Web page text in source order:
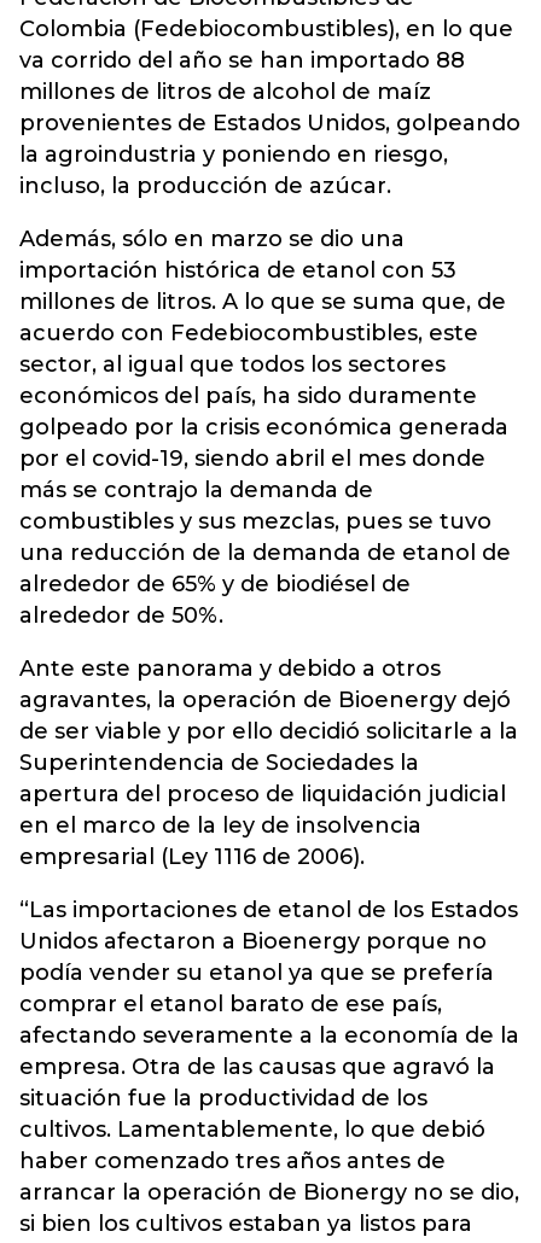
Colombia (Fedebiocombustibles), en lo que
va corrido del año se han importado 88
millones de litros de alcohol de maíz
provenientes de Estados Unidos, golpeando
la agroindustria y poniendo en riesgo,
incluso, la producción de azúcar.
Además, sólo en marzo se dio una
importación histórica de etanol con 53
millones de litros. A lo que se suma que, de
acuerdo con Fedebiocombustibles, este
sector, al igual que todos los sectores
económicos del país, ha sido duramente
golpeado por la crisis económica generada
por el covid-19, siendo abril el mes donde
más se contrajo la demanda de
combustibles y sus mezclas, pues se tuvo
una reducción de la demanda de etanol de
alrededor de 65% y de biodiésel de
alrededor de 50%.
Ante este panorama y debido a otros
agravantes, la operación de Bioenergy dejó
de ser viable y por ello decidió solicitarle a la
Superintendencia de Sociedades la
apertura del proceso de liquidación judicial
en el marco de la ley de insolvencia
empresarial (Ley 1116 de 2006).
“Las importaciones de etanol de los Estados
Unidos afectaron a Bioenergy porque no
podía vender su etanol ya que se prefería
comprar el etanol barato de ese país,
afectando severamente a la economía de la
empresa. Otra de las causas que agravó la
situación fue la productividad de los
cultivos. Lamentablemente, lo que debió
haber comenzado tres años antes de
arrancar la operación de Bionergy no se dio,
si bien los cultivos estaban ya listos para